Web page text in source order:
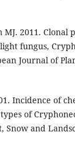
MJ. 2011. Clonal
fungus,
Journal of
Incidence of
of
Snow and